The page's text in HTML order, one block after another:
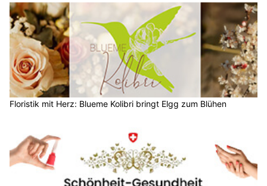
Floristik mit Herz: Blueme Kolibri bringt Elgg zum Blühen